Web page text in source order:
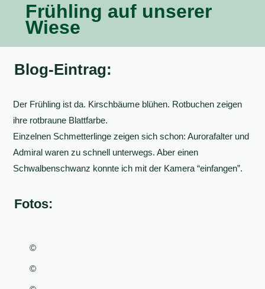
Frühling auf unserer
Wiese
Blog-Eintrag:
Der Frühling ist da. Kirschbäume blühen. Rotbuchen zeigen
ihre rotbraune Blattfarbe.
Einzelnen Schmetterlinge zeigen sich schon: Aurorafalter und
Admiral waren zu schnell unterwegs. Aber einen
Schwalbenschwanz konnte ich mit der Kamera “einfangen”.
Fotos:
©
©